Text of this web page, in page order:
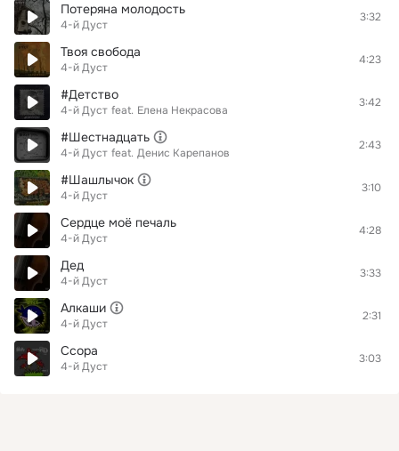
Потеряна молодость
4-й Дуст
3:32
Твоя свобода
4-й Дуст
4:23
#Детство
4-й Дуст feat. Елена Некрасова
3:42
#Шестнадцать
4-й Дуст feat. Денис Карепанов
2:43
#Шашлычок
4-й Дуст
3:10
Сердце моё печаль
4-й Дуст
4:28
Дед
4-й Дуст
3:33
Алкаши
4-й Дуст
2:31
Ссора
4-й Дуст
3:03